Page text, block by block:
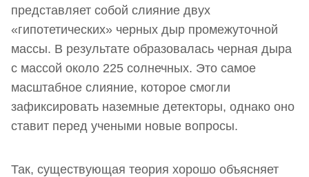
представляет собой слияние двух
«гипотетических» черных дыр промежуточной
массы. В результате образовалась черная дыра
с массой около 225 солнечных. Это самое
масштабное слияние, которое смогли
зафиксировать наземные детекторы, однако оно
ставит перед учеными новые вопросы.
Так, существующая теория хорошо объясняет